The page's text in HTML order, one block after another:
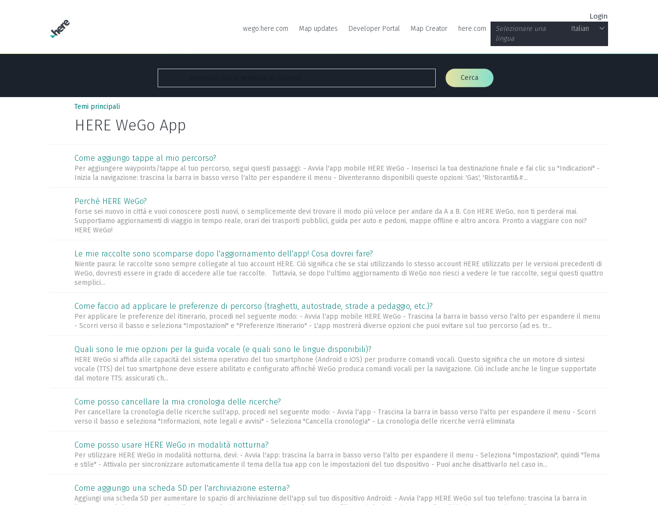
Login
wego.here.com Map updates Developer Portal Map Creator here.com
Selezionare una
lingua
Italian
Cerca
Temi principali
HERE WeGo App
Come aggiungo tappe al mio percorso?
Per aggiungere waypoints/tappe al tuo percorso, segui questi passaggi: - Avvia l'app mobile HERE WeGo - Inserisci la tua destinazione finale e fai clic su "Indicazioni" -
Inizia la navigazione: trascina la barra in basso verso l'alto per espandere il menu - Diventeranno disponibili queste opzioni: 'Gas', 'Ristoranti&#...
Perché HERE WeGo?
Forse sei nuovo in città e vuoi conoscere posti nuovi, o semplicemente devi trovare il modo più veloce per andare da A a B. Con HERE WeGo, non ti perderai mai.
Supportiamo aggiornamenti di viaggio in tempo reale, orari dei trasporti pubblici, guida per auto e pedoni, mappe offline e altro ancora. Pronto a viaggiare con noi?
HERE WeGo!
Le mie raccolte sono scomparse dopo l'aggiornamento dell'app! Cosa dovrei fare?
Niente paura: le raccolte sono sempre collegate al tuo account HERE. Ciò significa che se stai utilizzando lo stesso account HERE utilizzato per le versioni precedenti di
WeGo, dovresti essere in grado di accedere alle tue raccolte. Tuttavia, se dopo l'ultimo aggiornamento di WeGo non riesci a vedere le tue raccolte, segui questi quattro
semplici...
Come faccio ad applicare le preferenze di percorso (traghetti, autostrade, strade a pedaggio, etc.)?
Per applicare le preferenze del itinerario, procedi nel seguente modo: - Avvia l'app mobile HERE WeGo - Trascina la barra in basso verso l'alto per espandere il menu
- Scorri verso il basso e seleziona "Impostazioni" e "Preferenze itinerario" - L'app mostrerà diverse opzioni che puoi evitare sul tuo percorso (ad es. tr...
Quali sono le mie opzioni per la guida vocale (e quali sono le lingue disponibili)?
HERE WeGo si affida alle capacità del sistema operativo del tuo smartphone (Android o iOS) per produrre comandi vocali. Questo significa che un motore di sintesi
vocale (TTS) del tuo smartphone deve essere abilitato e configurato affinché WeGo produca comandi vocali per la navigazione. Ciò include anche le lingue supportate
dal motore TTS: assicurati ch...
Come posso cancellare la mia cronologia delle ricerche?
Per cancellare la cronologia delle ricerche sull'app, procedi nel seguente modo: - Avvia l'app - Trascina la barra in basso verso l'alto per espandere il menu - Scorri
verso il basso e seleziona "Informazioni, note legali e avvisi" - Seleziona "Cancella cronologia" - La cronologia delle ricerche verrà eliminata
Come posso usare HERE WeGo in modalità notturna?
Per utilizzare HERE WeGo in modalità notturna, devi: - Avvia l'app: trascina la barra in basso verso l'alto per espandere il menu - Seleziona "Impostazioni", quindi "Tema
e stile" - Attivalo per sincronizzare automaticamente il tema della tua app con le impostazioni del tuo dispositivo - Puoi anche disattivarlo nel caso in...
Come aggiungo una scheda SD per l'archiviazione esterna?
Aggiungi una scheda SD per aumentare lo spazio di archiviazione dell'app sul tuo dispositivo Android: - Avvia l'app HERE WeGo sul tuo telefono: trascina la barra in